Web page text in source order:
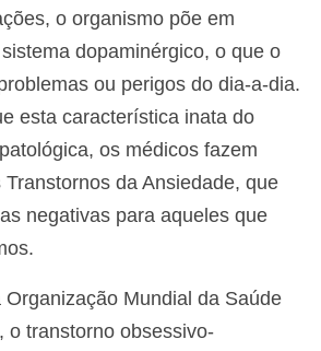
o organismo põe em
dopaminérgico, o que o
ou perigos do dia-a-dia.
esta característica inata do
os médicos fazem
da Ansiedade, que
negativas para aqueles que
Organização Mundial da Saúde
o transtorno obsessivo-